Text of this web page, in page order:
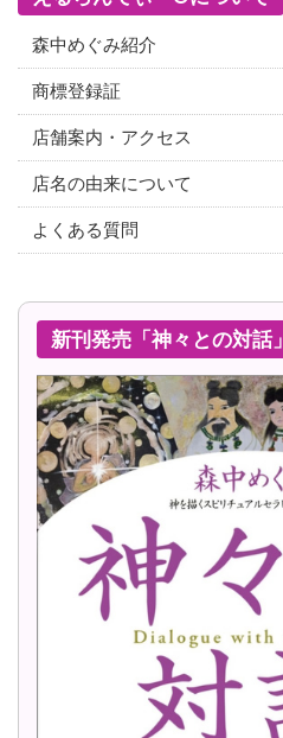
森中めぐみ紹介
商標登録証
店舗案内・アクセス
店名の由来について
よくある質問
新刊発売「神々との対話」